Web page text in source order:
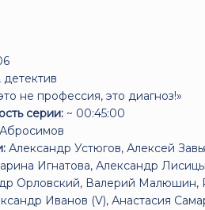
не профессия, это диагноз!»
серии: ~ 00:45:00
Александр Устюгов, Алексей
Игнатова, Александр
Орловский, Валерий
Иванов (V), Анастасия